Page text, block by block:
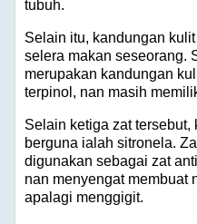
tubuh.
Selain itu, kandungan
selera makan seseorang.
merupakan kandungan
terpinol, nan masih
Selain ketiga zat
berguna ialah sitronela.
digunakan sebagai zat
nan menyengat membuat
apalagi menggigit.